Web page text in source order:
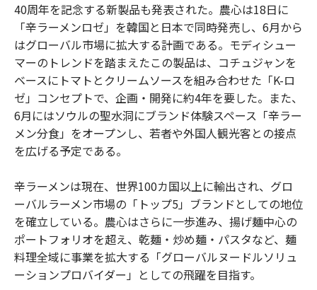
40周年を記念する新製品も発表された。農心は18日に
「辛ラーメンロゼ」を韓国と日本で同時発売し、6月から
はグローバル市場に拡大する計画である。モディシュー
マーのトレンドを踏まえたこの製品は、コチュジャンを
ベースにトマトとクリームソースを組み合わせた「K-ロ
ゼ」コンセプトで、企画・開発に約4年を要した。また、
6月にはソウルの聖水洞にブランド体験スペース「辛ラー
メン分食」をオープンし、若者や外国人観光客との接点
を広げる予定である。
辛ラーメンは現在、世界100カ国以上に輸出され、グロ
ーバルラーメン市場の「トップ5」ブランドとしての地位
を確立している。農心はさらに一歩進み、揚げ麺中心の
ポートフォリオを超え、乾麺・炒め麺・パスタなど、麺
料理全域に事業を拡大する「グローバルヌードルソリュ
ーションプロバイダー」としての飛躍を目指す。